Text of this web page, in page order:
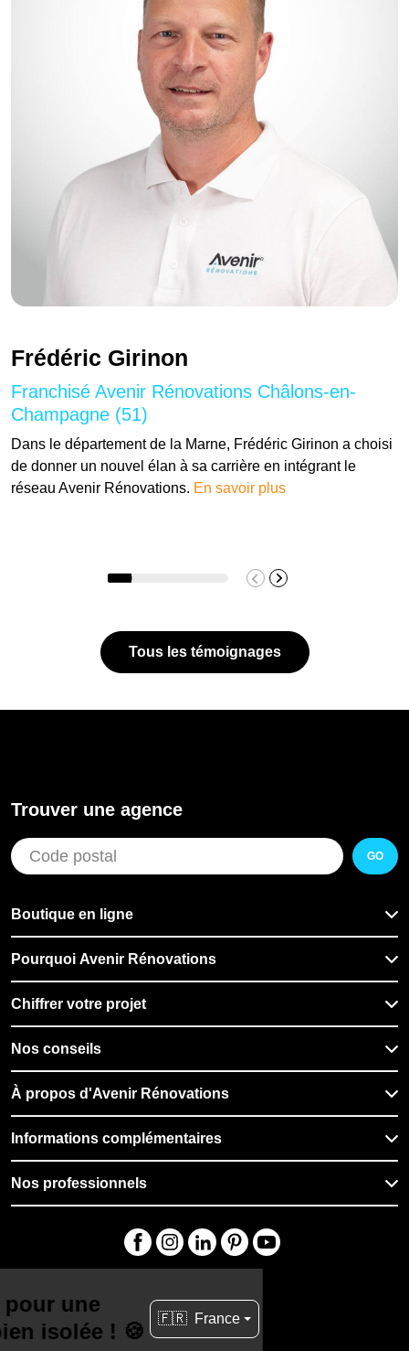
Frédéric Girinon
Franchisé Avenir Rénovations Châlons-en-
Champagne (51)
Dans le département de la Marne, Frédéric Girinon a choisi
de donner un nouvel élan à sa carrière en intégrant le
réseau Avenir Rénovations. En savoir plus
Tous les témoignages
Trouver une agence
GO
Boutique en ligne
Pourquoi Avenir Rénovations
Chiffrer votre projet
Nos conseils
À propos d'Avenir Rénovations
Informations complémentaires
Nos professionnels
🇫🇷 France